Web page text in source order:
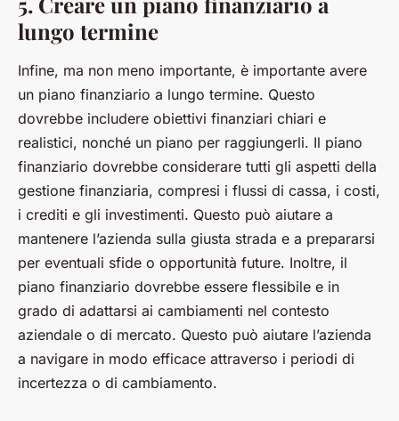
lungo termine
Infine, ma non meno importante, è importante avere
un piano finanziario a lungo termine. Questo
dovrebbe includere obiettivi finanziari chiari e
realistici, nonché un piano per raggiungerli. Il piano
finanziario dovrebbe considerare tutti gli aspetti della
gestione finanziaria, compresi i flussi di cassa, i costi,
i crediti e gli investimenti. Questo può aiutare a
mantenere l’azienda sulla giusta strada e a prepararsi
per eventuali sfide o opportunità future. Inoltre, il
piano finanziario dovrebbe essere flessibile e in
grado di adattarsi ai cambiamenti nel contesto
aziendale o di mercato. Questo può aiutare l’azienda
a navigare in modo efficace attraverso i periodi di
incertezza o di cambiamento.